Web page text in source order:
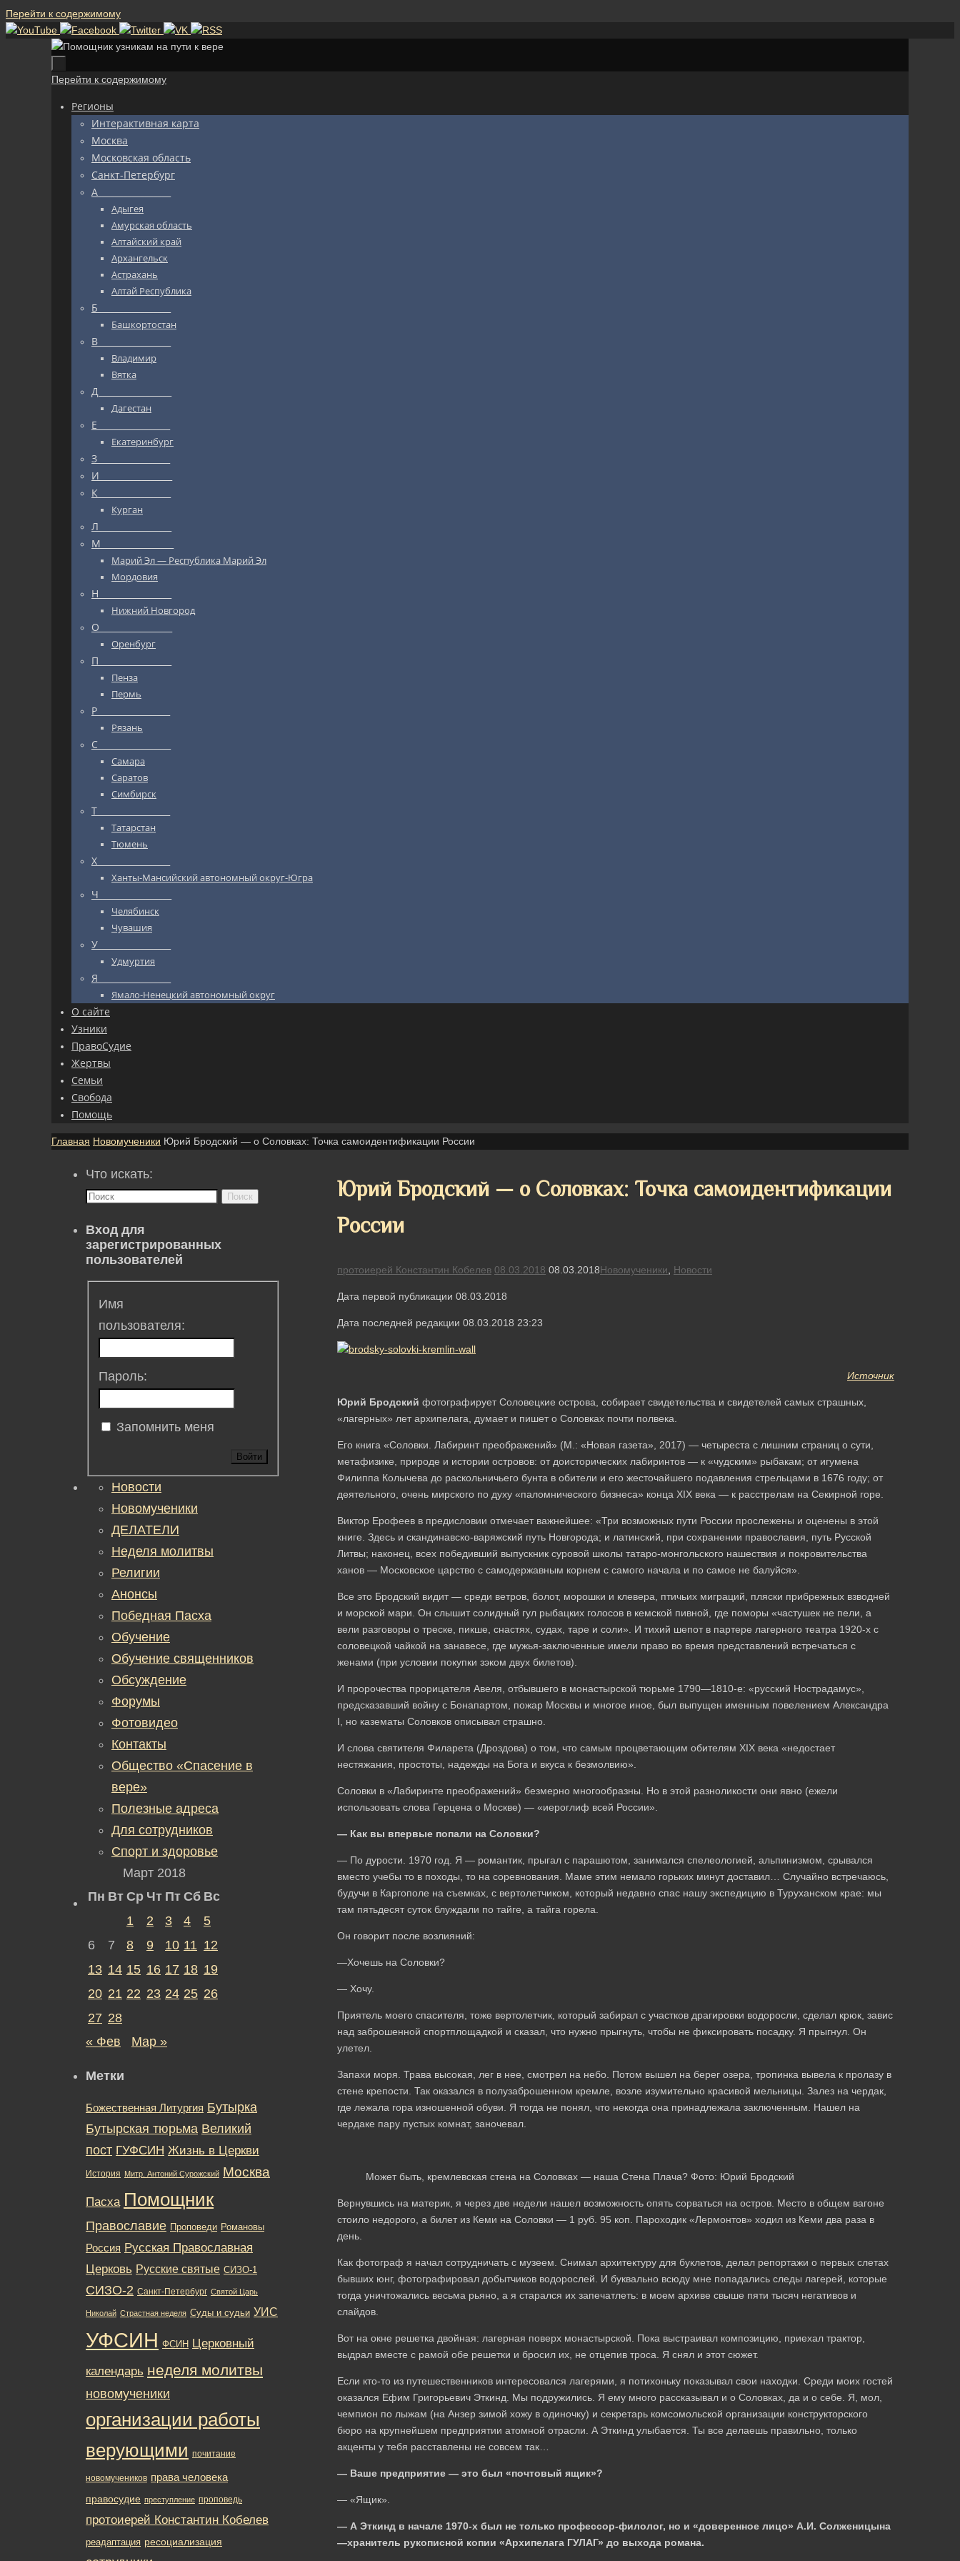
Перейти к содержимому
Перейти к содержимому
Регионы
Интерактивная карта
Москва
Московская область
Санкт-Петербург
А_________________
Адыгея
Амурская область
Алтайский край
Архангельск
Астрахань
Алтай Республика
Б_________________
Башкортостан
В_________________
Владимир
Вятка
Д_________________
Дагестан
Е_________________
Екатеринбург
З_________________
И_________________
К_________________
Курган
Л_________________
М_________________
Марий Эл — Республика Марий Эл
Мордовия
Н_________________
Нижний Новгород
О_________________
Оренбург
П_________________
Пенза
Пермь
Р_________________
Рязань
С_________________
Самара
Саратов
Симбирск
Т_________________
Татарстан
Тюмень
Х_________________
Ханты-Мансийский автономный округ-Югра
Ч_________________
Челябинск
Чувашия
У_________________
Удмуртия
Я_________________
Ямало-Ненецкий автономный округ
О сайте
Узники
ПравоСудие
Жертвы
Семьи
Свобода
Помощь
Главная Новомученики Юрий Бродский — о Соловках: Точка самоидентификации России
Юрий Бродский — о Соловках: Точка самоидентификации
России
протоиерей Константин Кобелев 08.03.2018 08.03.2018Новомученики Новости
Дата первой публикации 08.03.2018
Дата последней редакции 08.03.2018 23:23
Источник
Юрий Бродский фотографирует Соловецкие острова, собирает свидетельства и свидетелей самых страшных,
«лагерных» лет архипелага, думает и пишет о Соловках почти полвека.
Его книга «Соловки. Лабиринт преображений» (М.: «Новая газета», 2017) — четыреста с лишним страниц о сути,
метафизике, природе и истории островов: от доисторических лабиринтов — к «чудским» рыбакам; от игумена
Филиппа Колычева до раскольничьего бунта в обители и его жесточайшего подавления стрельцами в 1676 году; от
деятельного, очень мирского по духу «паломнического бизнеса» конца XIX века — к расстрелам на Секирной горе.
Виктор Ерофеев в предисловии отмечает важнейшее: «Три возможных пути России прослежены и оценены в этой
книге. Здесь и скандинавско-варяжский путь Новгорода; и латинский, при сохранении православия, путь Русской
Литвы; наконец, всех победивший выпускник суровой школы татаро-монгольского нашествия и покровительства
ханов — Московское царство с самодержавным корнем с самого начала и по самое не балуйся».
Все это Бродский видит — среди ветров, болот, морошки и клевера, птичьих миграций, пляски прибрежных взводней
и морской мари. Он слышит солидный гул рыбацких голосов в кемской пивной, где поморы «частушек не пели, а
вели разговоры о треске, пикше, снастях, судах, таре и соли». И тихий шепот в партере лагерного театра 1920-х с
соловецкой чайкой на занавесе, где мужья-заключенные имели право во время представлений встречаться с
женами (при условии покупки зэком двух билетов).
И пророчества прорицателя Авеля, отбывшего в монастырской тюрьме 1790—1810-е: «русский Нострадамус»,
предсказавший войну с Бонапартом, пожар Москвы и многое иное, был выпущен именным повелением Александра
I, но казематы Соловков описывал страшно.
И слова святителя Филарета (Дроздова) о том, что самым процветающим обителям XIX века «недостает
нестяжания, простоты, надежды на Бога и вкуса к безмолвию».
Соловки в «Лабиринте преображений» безмерно многообразны. Но в этой разноликости они явно (ежели
использовать слова Герцена о Москве) — «иероглиф всей России».
— Как вы впервые попали на Соловки?
— По дурости. 1970 год. Я — романтик, прыгал с парашютом, занимался спелеологией, альпинизмом, срывался
вместо учебы то в походы, то на соревнования. Маме этим немало горьких минут доставил… Случайно встречаюсь,
будучи в Каргополе на съемках, с вертолетчиком, который недавно спас нашу экспедицию в Туруханском крае: мы
там пятьдесят суток блуждали по тайге, а тайга горела.
Он говорит после возлияний:
—Хочешь на Соловки?
— Хочу.
Приятель моего спасителя, тоже вертолетчик, который забирал с участков драгировки водоросли, сделал крюк, завис
над заброшенной спортплощадкой и сказал, что нужно прыгнуть, чтобы не фиксировать посадку. Я прыгнул. Он
улетел.
Запахи моря. Трава высокая, лег в нее, смотрел на небо. Потом вышел на берег озера, тропинка вывела к пролазу в
стене крепости. Так оказался в полузаброшенном кремле, возле изумительно красивой мельницы. Залез на чердак,
где лежала гора изношенной обуви. Я тогда не понял, что некогда она принадлежала заключенным. Нашел на
чердаке пару пустых комнат, заночевал.
Может быть, кремлевская стена на Соловках — наша Стена Плача? Фото: Юрий Бродский
Вернувшись на материк, я через две недели нашел возможность опять сорваться на остров. Место в общем вагоне
стоило недорого, а билет из Кеми на Соловки — 1 руб. 95 коп. Пароходик «Лермонтов» ходил из Кеми два раза в
день.
Как фотограф я начал сотрудничать с музеем. Снимал архитектуру для буклетов, делал репортажи о первых слетах
бывших юнг, фотографировал добытчиков водорослей. И буквально всюду мне попадались следы лагерей, которые
тогда уничтожались весьма рьяно, а я старался их запечатлеть: в моем архиве свыше пяти тысяч негативов и
слайдов.
Вот на окне решетка двойная: лагерная поверх монастырской. Пока выстраивал композицию, приехал трактор,
выдрал вместе с рамой обе решетки и бросил их, не отцепив троса. Я снял и этот сюжет.
Если кто-то из путешественников интересовался лагерями, я потихоньку показывал свои находки. Среди моих гостей
оказался Ефим Григорьевич Эткинд. Мы подружились. Я ему много рассказывал и о Соловках, да и о себе. Я, мол,
чемпион по лыжам (на Анзер зимой хожу в одиночку) и секретарь комсомольской организации конструкторского
бюро на крупнейшем предприятии атомной отрасли. А Эткинд улыбается. Ты все делаешь правильно, только
акценты у тебя расставлены не совсем так…
— Ваше предприятие — это был «почтовый ящик»?
— «Ящик».
— А Эткинд в начале 1970-х был не только профессор-филолог, но и «доверенное лицо» А.И. Солженицына
—хранитель рукописной копии «Архипелага ГУЛАГ» до выхода романа.
Что искать:
Поиск
Вход для
зарегистрированных
пользователей
Имя
пользователя:
Пароль:
Запомнить меня
Войти
Новости
Новомученики
ДЕЛАТЕЛИ
Неделя молитвы
Религии
Анонсы
Победная Пасха
Обучение
Обучение священников
Обсуждение
Форумы
Фотовидео
Контакты
Общество «Спасение в
вере»
Полезные адреса
Для сотрудников
Спорт и здоровье
Март 2018
Пн Вт Ср Чт Пт Сб Вс
1
2 3 4
5
6
7 8 9 10 11 12
13 14 15 16 17 18 19
20 21 22 23 24 25 26
27 28
« Фев
Мар »
Метки
Божественная Литургия Бутырка
Бутырская тюрьма Великий
пост ГУФСИН Жизнь в Церкви
История Митр. Антоний Сурожский Москва
Пасха Помощник
Православие Проповеди Романовы
Россия Русская Православная
Церковь Русские святые СИЗО-1
СИЗО-2 Санкт-Петербург Святой Царь
Николай Страстная неделя Суды и судьи УИС
УФСИН ФСИН Церковный
календарь неделя молитвы
новомученики
организации работы
верующими почитание
новомучеников права человека
правосудие преступление проповедь
протоиерей Константин Кобелев
реадаптация ресоциализация